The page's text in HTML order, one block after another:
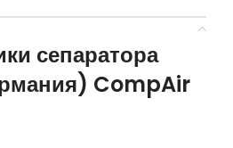
сепаратора
CompAir